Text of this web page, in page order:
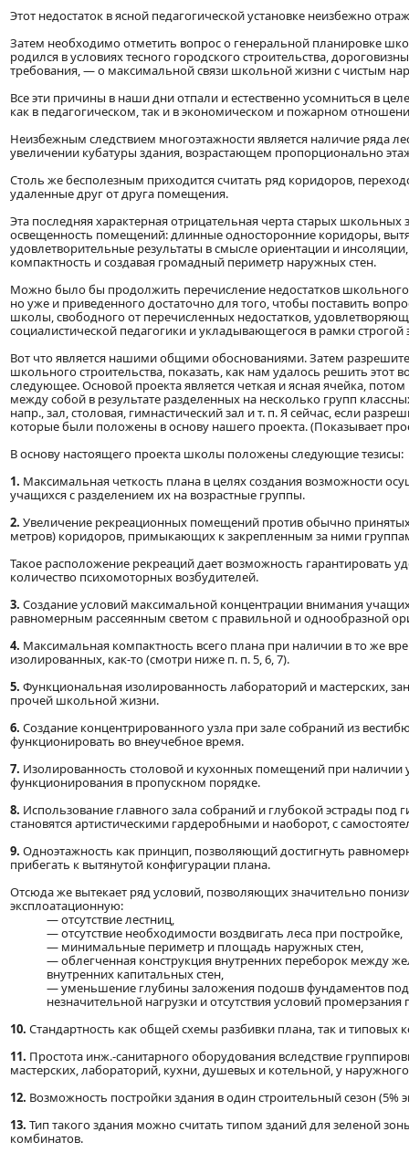
Этот недостаток в ясной педагогической установке неизбежно
Затем необходимо отметить вопрос о генеральной планировке
родился в условиях тесного городского строительства,
требования, — о максимальной связи школьной жизни с чистым
Все эти причины в наши дни отпали и естественно усомниться в
как в педагогическом, так и в экономическом и пожарном
Неизбежным следствием многоэтажности является наличие ряда
увеличении кубатуры здания, возрастающем пропорционально
Столь же бесполезным приходится считать ряд коридоров,
удаленные друг от друга помещения.
Эта последняя характерная отрицательная черта старых
освещенность помещений: длинные односторонние коридоры,
удовлетворительные результаты в смысле ориентации и
компактность и создавая громадный периметр наружных стен.
Можно было бы продолжить перечисление недостатков школьного
но уже и приведенного достаточно для того, чтобы поставить
школы, свободного от перечисленных недостатков,
социалистической педагогики и укладывающегося в рамки строгой
Вот что является нашими общими обоснованиями. Затем
школьного строительства, показать, как нам удалось решить
следующее. Основой проекта является четкая и ясная ячейка,
между собой в результате разделенных на несколько групп
напр., зал, столовая, гимнастический зал и т. п. Я сейчас, если
которые были положены в основу нашего проекта. (Показывает
В основу настоящего проекта школы положены следующие тезисы:
1. Максимальная четкость плана в целях создания возможности
учащихся с разделением их на возрастные группы.
2. Увеличение рекреационных помещений против обычно
метров) коридоров, примыкающих к закрепленным за ними
Такое расположение рекреаций дает возможность гарантировать
количество психомоторных возбудителей.
3. Создание условий максимальной концентрации внимания
равномерным рассеянным светом с правильной и однообразной
4. Максимальная компактность всего плана при наличии в то же
изолированных, как-то (смотри ниже п. п. 5, 6, 7).
5. Функциональная изолированность лабораторий и мастерских,
прочей школьной жизни.
6. Создание концентрированного узла при зале собраний из
функционировать во внеучебное время.
7. Изолированность столовой и кухонных помещений при наличии
функционирования в пропускном порядке.
8. Использование главного зала собраний и глубокой эстрады под
становятся артистическими гардеробными и наоборот, с
9. Одноэтажность как принцип, позволяющий достигнуть
прибегать к вытянутой конфигурации плана.
Отсюда же вытекает ряд условий, позволяющих значительно
эксплоатационную:
— отсутствие лестниц,
— отсутствие необходимости воздвигать леса при постройке,
— минимальные периметр и площадь наружных стен,
— облегченная конструкция внутренних переборок между
внутренних капитальных стен,
— уменьшение глубины заложения подошв фундаментов
незначительной нагрузки и отсутствия условий промерзания
10. Стандартность как общей схемы разбивки плана, так и типовых
11. Простота инж.-санитарного оборудования вследствие
мастерских, лабораторий, кухни, душевых и котельной, у
12. Возможность постройки здания в один строительный сезон (5%
13. Тип такого здания можно считать типом зданий для зеленой
комбинатов.